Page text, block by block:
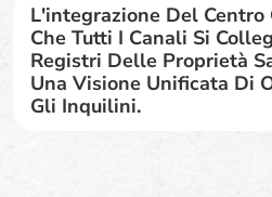
L'integrazione Del
Che Tutti I Canali Si
Registri Delle Proprietà
Una Visione Unificata Di
Gli Inquilini.